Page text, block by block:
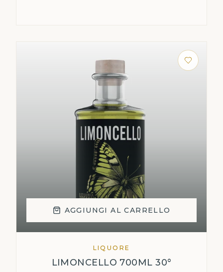
AGGIUNGI AL CARRELLO
LIQUORE
LIMONCELLO 700ML 30°